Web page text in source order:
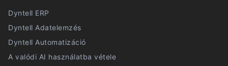
Dyntell ERP
Dyntell Adatelemzés
Dyntell Automatizáció
A valódi AI használatba vétele